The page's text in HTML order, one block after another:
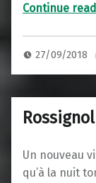
Continue
27/09/2018
Rossignol
Un nouveau
qu’à la nuit